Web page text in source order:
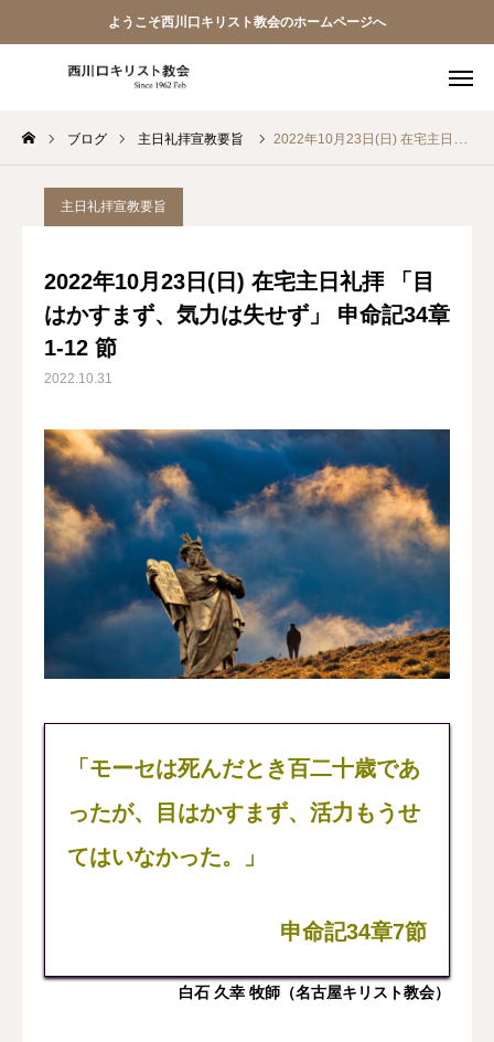
ようこそ西川口キリスト教会のホームページへ
ブログ 主日礼拝宣教要旨 2022年10月23日(日) 在宅主日礼拝 「目はかすまず、気力は失せず」 申命記34章1-12 節
主日礼拝宣教要旨
2022年10月23日(日) 在宅主日礼拝 「目
はかすまず、気力は失せず」 申命記34章
1-12 節
2022.10.31
「モーセは死んだとき百二十歳であ
ったが、目はかすまず、活力もうせ
てはいなかった。」
申命記34章7節
白石 久幸 牧師（名古屋キリスト教会）
教会員ページ
ようこそ桜並木の教会へ
西川口キリスト教会 信仰告白
案内･地図